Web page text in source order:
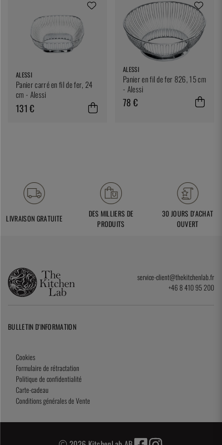
ALESSI
Panier carré en fil de fer, 24
cm - Alessi
131 €
ALESSI
Panier en fil de fer 826, 15 cm
- Alessi
78 €
LIVRAISON GRATUITE
DES MILLIERS DE
PRODUITS
30 JOURS D'ACHAT
OUVERT
service-client@thekitchenlab.fr
+46 8 410 95 200
BULLETIN D'INFORMATION
Cookies
Formulaire de rétractation
Politique de confidentialité
Carte-cadeau
Conditions générales de Vente